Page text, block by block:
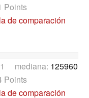
Points
de comparación
mediana: 125960
Points
de comparación